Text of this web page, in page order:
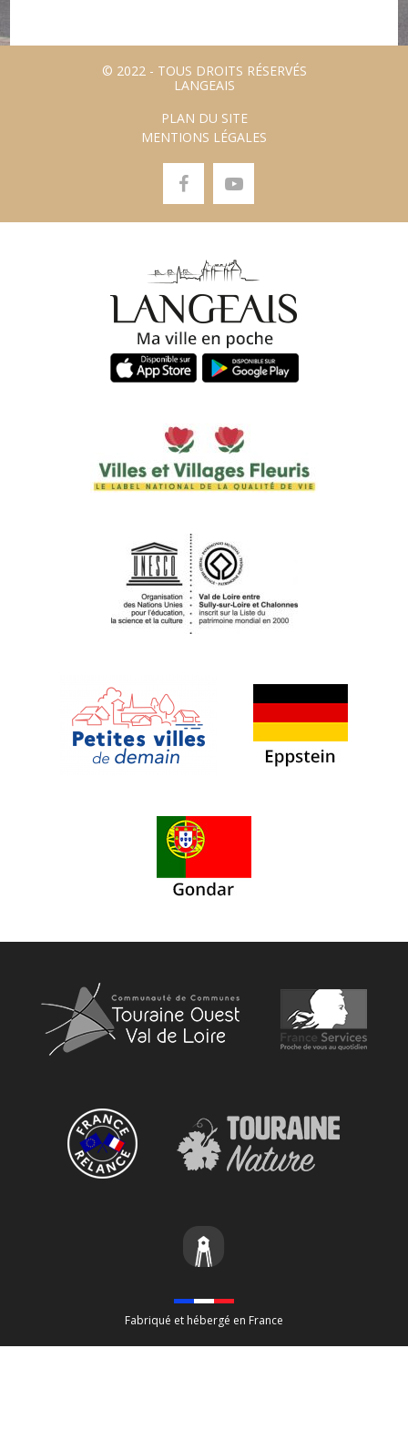
© 2022 - TOUS DROITS RÉSERVÉS
LANGEAIS
PLAN DU SITE
MENTIONS LÉGALES
Fabriqué et hébergé en France